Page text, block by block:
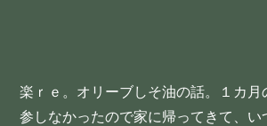
楽ｒｅ。オリーブしそ油の話。１カ
参しなかったので家に帰ってきて、い